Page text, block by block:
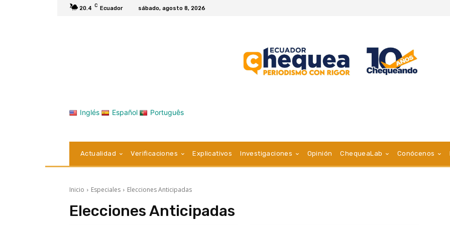
20.4 C Ecuador sábado, agosto 8, 2026
Inglés Español Português
Actualidad Verificaciones Explicativos Investigaciones Opinión ChequeaLab Conócenos
Inicio Especiales Elecciones Anticipadas
Elecciones Anticipadas